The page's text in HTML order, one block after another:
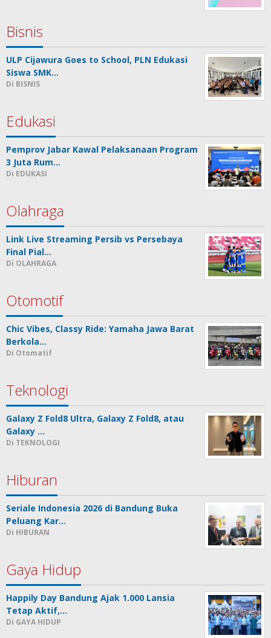
Bisnis
ULP Cijawura Goes to School, PLN Edukasi
Siswa SMK…
Di BISNIS
Edukasi
Pemprov Jabar Kawal Pelaksanaan Program
3 Juta Rum…
Di EDUKASI
Olahraga
Link Live Streaming Persib vs Persebaya
Final Pial…
Di OLAHRAGA
Otomotif
Chic Vibes, Classy Ride: Yamaha Jawa Barat
Berkola…
Di Otomatif
Teknologi
Galaxy Z Fold8 Ultra, Galaxy Z Fold8, atau
Galaxy …
Di TEKNOLOGI
Hiburan
Seriale Indonesia 2026 di Bandung Buka
Peluang Kar…
Di HIBURAN
Gaya Hidup
Happily Day Bandung Ajak 1.000 Lansia
Tetap Aktif,…
Di GAYA HIDUP